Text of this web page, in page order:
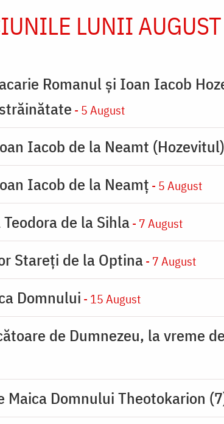
LUNII AUGUST
Romanul și Ioan Iacob
- 5 August
Iacob de la Neamt (Hozevitul)
Iacob de la Neamț - 5 August
de la Sihla- 7 August
Stareți de la Optina- 7 August
Domnului - 15 August
de Dumnezeu, la vreme
Domnului Theotokarion